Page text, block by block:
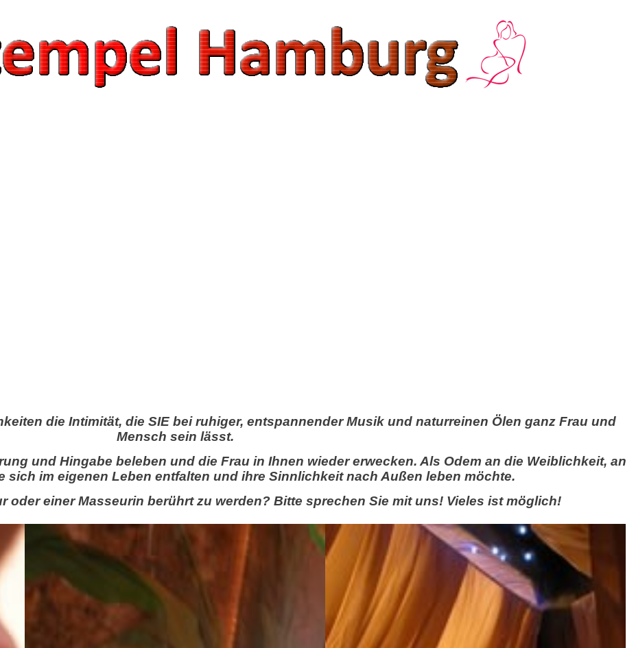
die Intimität, die SIE bei ruhiger, entspannender Musik und naturreinen Ölen ganz Frau und
Mensch sein lässt.
und Hingabe beleben und die Frau in Ihnen wieder erwecken. Als Odem an die Weiblichkeit, an
sich im eigenen Leben entfalten und ihre Sinnlichkeit nach Außen leben möchte.
oder einer Masseurin berührt zu werden? Bitte sprechen Sie mit uns! Vieles ist möglich!